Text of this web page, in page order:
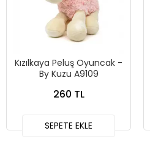
Kızılkaya Peluş Oyuncak -
By Kuzu A9109
260 TL
SEPETE EKLE